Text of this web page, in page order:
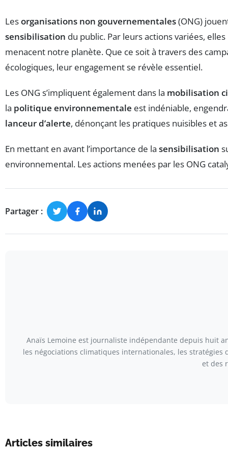
Lesorganisations non gouvernementales(ONG)
sensibilisation du public. Par leurs actions variées,
menacent notre planète. Que ce soit à travers des
écologiques, leur engagement se révèle essentiel.
Les ONG s’impliquent également dans la mobilisation
la politique environnementale est indéniable,
lanceur d’alerte, dénonçant les pratiques nuisibles et
En mettant en avant l’importance de la sensibilisation
environnemental. Les actions menées par les ONG
Partager :
Anaïs Lemoine est journaliste indépendante depuis huit
les négociations climatiques internationales, les
et des
Articles similaires